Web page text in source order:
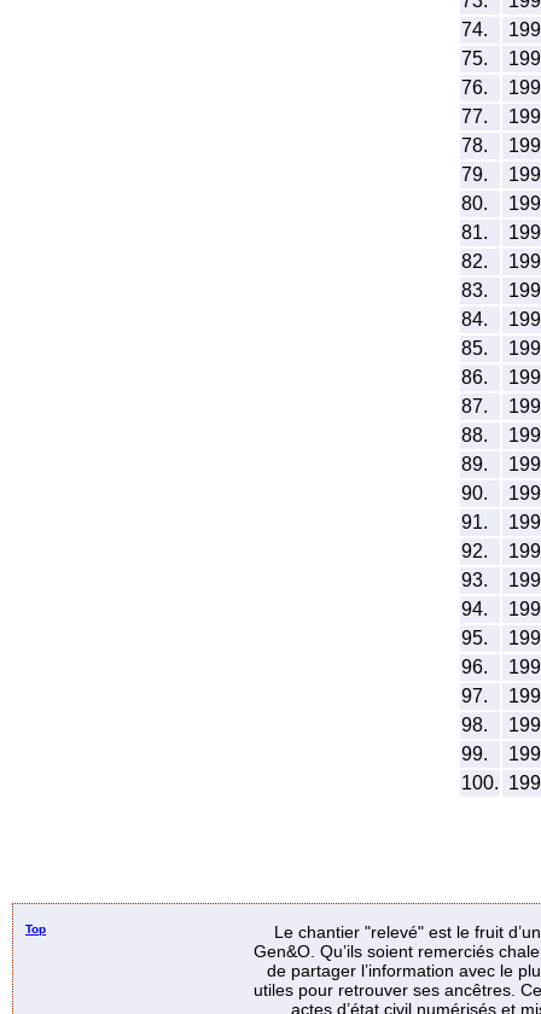
74.
75.
76.
77.
78.
79.
80.
81.
82.
83.
84.
85.
86.
87.
88.
89.
90.
91.
92.
93.
94.
95.
96.
97.
98.
99.
100.
Top
Le chantier "relevé" est le fruit
Gen&O. Qu’ils soient remerciés
de partager l’information avec le
utiles pour retrouver ses ancêtres.
actes d’état civil numérisés et